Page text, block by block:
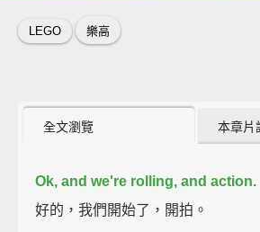
LEGO 樂高
全文瀏覽 本章片
Ok, and we're rolling, and action.
好的，我們開始了，開拍。